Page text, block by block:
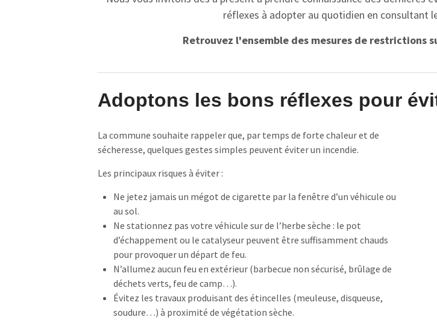
réflexes à adopter au quotidien en consultant
Retrouvez l'ensemble des mesures de restrictions
Adoptons les bons réflexes pour
La commune souhaite rappeler que, par temps de forte chaleur et de
sécheresse, quelques gestes simples peuvent éviter un incendie.
Les principaux risques à éviter :
Ne jetez jamais un mégot de cigarette par la fenêtre d’un véhicule ou
au sol.
Ne stationnez pas votre véhicule sur de l’herbe sèche : le pot
d’échappement ou le catalyseur peuvent être suffisamment chauds
pour provoquer un départ de feu.
N’allumez aucun feu en extérieur (barbecue non sécurisé, brûlage de
déchets verts, feu de camp…).
Évitez les travaux produisant des étincelles (meuleuse, disqueuse,
soudure…) à proximité de végétation sèche.